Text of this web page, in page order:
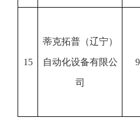
15
蒂克拓普（辽宁）
自动化设备有限公
司